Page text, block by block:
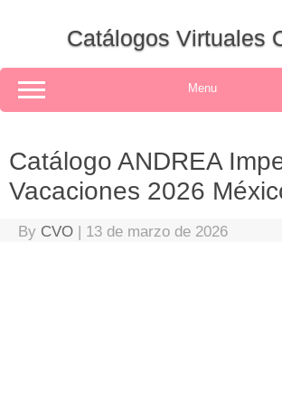
Catálogos Virtuales
Menu
Catálogo ANDREA
Vacaciones 2026
By CVO | 13 de marzo de 2026